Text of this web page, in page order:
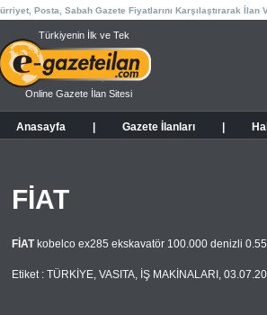
Posta, Sabah Gazete Fiyatlarını Karşılaştırarak İlan
Türkiyenin İlk ve Tek
Online Gazete İlan Sitesi
Anasayfa Gazete İlanları
FİAT
FİATkobelco ex285 ekskavatör 100.000 denizli
Etiket : TÜRKİYE, VASITA, İŞ MAKİNALARI ,